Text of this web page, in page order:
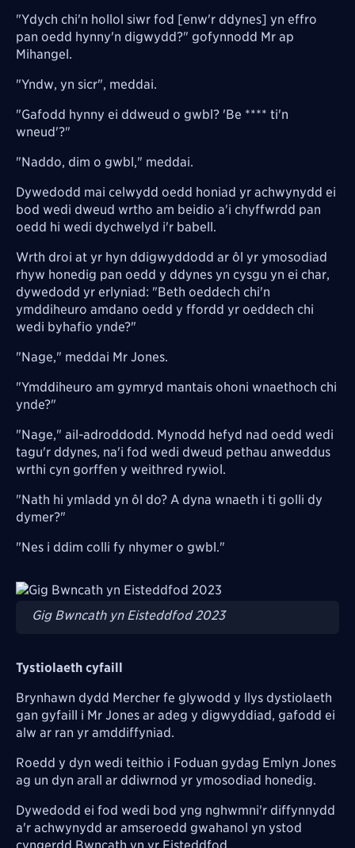
"Ydych chi'n hollol siwr fod [enw'r ddynes] yn effro
pan oedd hynny'n digwydd?" gofynnodd Mr ap
Mihangel.
"Yndw, yn sicr", meddai.
"Gafodd hynny ei ddweud o gwbl? 'Be **** ti'n
wneud'?"
"Naddo, dim o gwbl," meddai.
Dywedodd mai celwydd oedd honiad yr achwynydd ei
bod wedi dweud wrtho am beidio a'i chyffwrdd pan
oedd hi wedi dychwelyd i'r babell.
Wrth droi at yr hyn ddigwyddodd ar ôl yr ymosodiad
rhyw honedig pan oedd y ddynes yn cysgu yn ei char,
dywedodd yr erlyniad: "Beth oeddech chi'n
ymddiheuro amdano oedd y ffordd yr oeddech chi
wedi byhafio ynde?"
"Nage," meddai Mr Jones.
"Ymddiheuro am gymryd mantais ohoni wnaethoch chi
ynde?"
"Nage," ail-adroddodd. Mynodd hefyd nad oedd wedi
tagu'r ddynes, na'i fod wedi dweud pethau anweddus
wrthi cyn gorffen y weithred rywiol.
"Nath hi ymladd yn ôl do? A dyna wnaeth i ti golli dy
dymer?"
"Nes i ddim colli fy nhymer o gwbl."
Image
Gig Bwncath yn Eisteddfod 2023
Tystiolaeth cyfaill
Brynhawn dydd Mercher fe glywodd y llys dystiolaeth
gan gyfaill i Mr Jones ar adeg y digwyddiad, gafodd ei
alw ar ran yr amddiffyniad.
Roedd y dyn wedi teithio i Foduan gydag Emlyn Jones
ag un dyn arall ar ddiwrnod yr ymosodiad honedig.
Dywedodd ei fod wedi bod yng nghwmni'r diffynnydd
a'r achwynydd ar amseroedd gwahanol yn ystod